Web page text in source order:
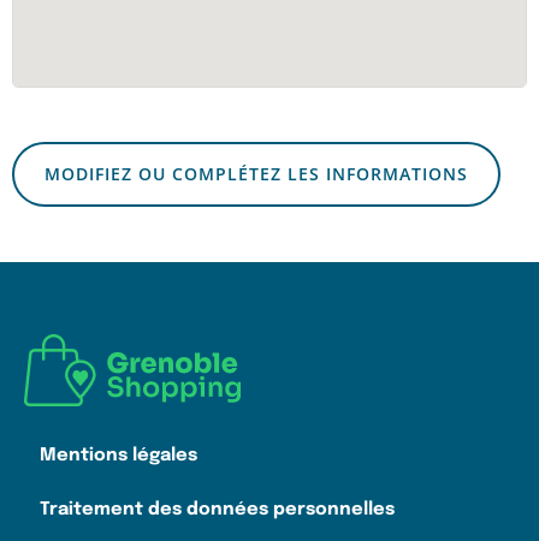
MODIFIEZ OU COMPLÉTEZ LES INFORMATIONS
Mentions légales
Traitement des données personnelles